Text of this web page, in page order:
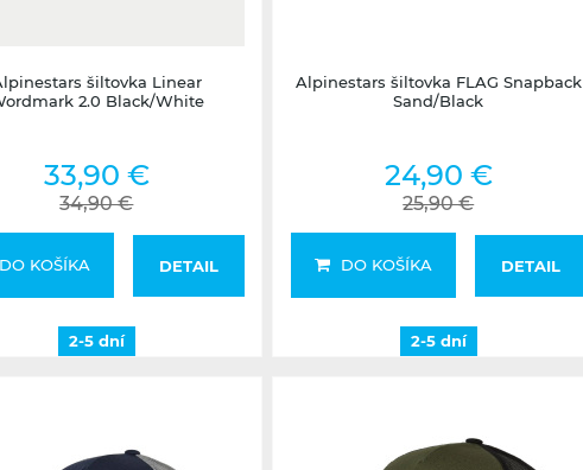
šiltovka Linear
2.0 Black/White
33,90 €
34,90 €
KOŠÍKA DETAIL
2-5 dní
Alpinestars šiltovka FLAG Snapback
Sand/Black
24,90 €
25,90 €
DO KOŠÍKA DETAIL
2-5 dní